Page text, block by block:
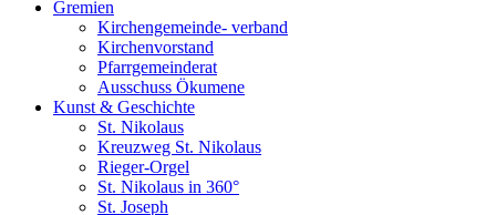
Gremien
Kirchengemeinde- verband
Kirchenvorstand
Pfarrgemeinderat
Ausschuss Ökumene
Kunst & Geschichte
St. Nikolaus
Kreuzweg St. Nikolaus
Rieger-Orgel
St. Nikolaus in 360°
St. Joseph